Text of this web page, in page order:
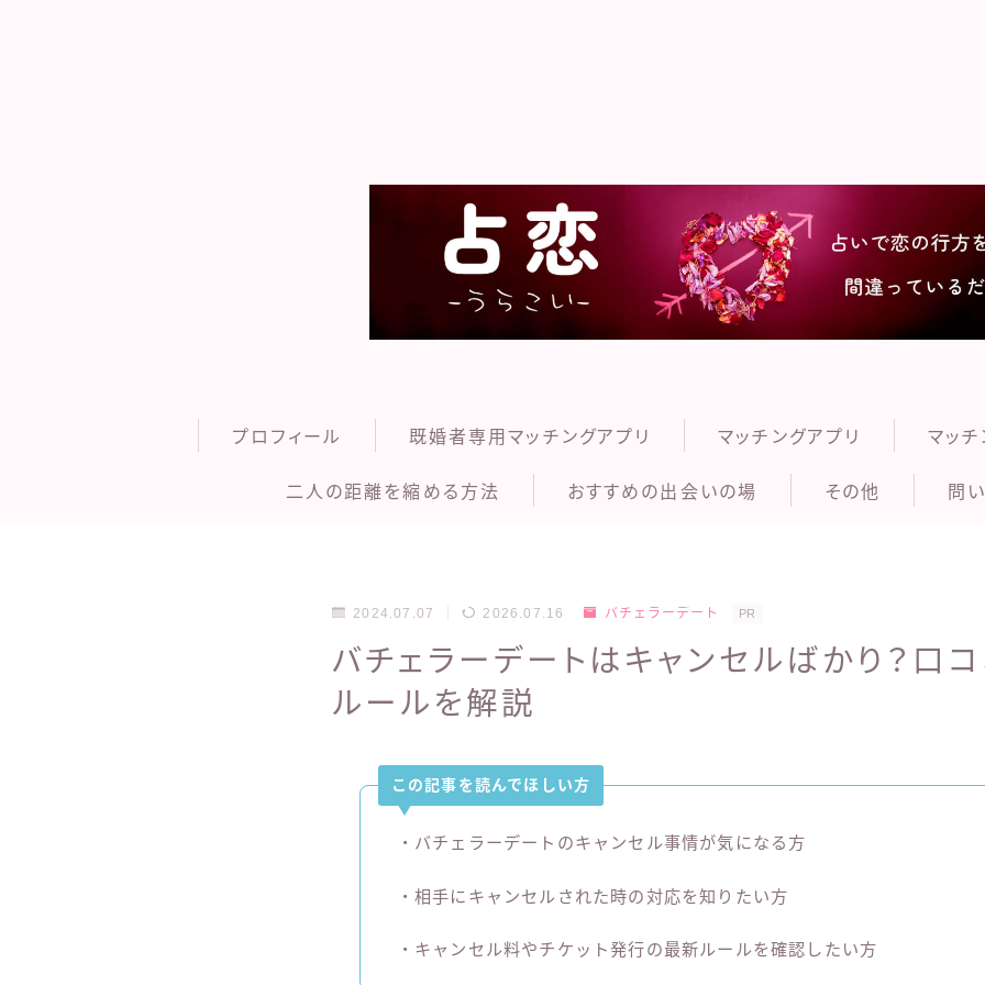
うら
プロフィール 既婚者専用マッチングアプリ マッチングアプリ マッ
二人の距離を縮める方法 おすすめの出会いの場 その他 問
2024.07.07 2026.07.16 バチェラーデート PR
バチェラーデートはキャンセルばかり？口
ルールを解説
この記事を読んでほしい方
・バチェラーデートのキャンセル事情が気になる方
・相手にキャンセルされた時の対応を知りたい方
・キャンセル料やチケット発行の最新ルールを確認したい方